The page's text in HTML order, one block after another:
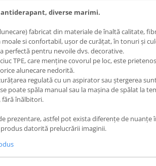
diverse marimi.
fabricat din materiale de înaltă calitate,
si confortabil, ușor de curățat, în tonuri și
perfectă pentru nevoile dvs. decorative.
TPE, care menține covorul pe loc, este
alunecare nedorită.
regulată cu un aspirator sau ștergerea
poate spăla manual sau la mașina de spălat la
fără înălbitori.
prezentare, astfel pot exista diferențe de nuanțe
datorită prelucrării imaginii.